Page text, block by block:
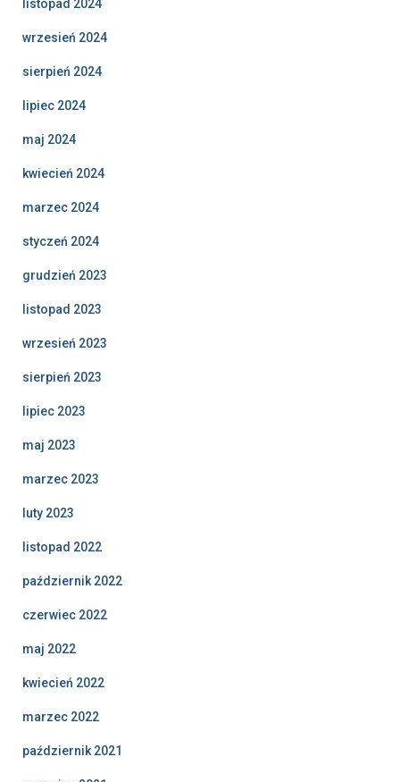
listopad 2024
wrzesień 2024
sierpień 2024
lipiec 2024
maj 2024
kwiecień 2024
marzec 2024
styczeń 2024
grudzień 2023
listopad 2023
wrzesień 2023
sierpień 2023
lipiec 2023
maj 2023
marzec 2023
luty 2023
listopad 2022
październik 2022
czerwiec 2022
maj 2022
kwiecień 2022
marzec 2022
październik 2021